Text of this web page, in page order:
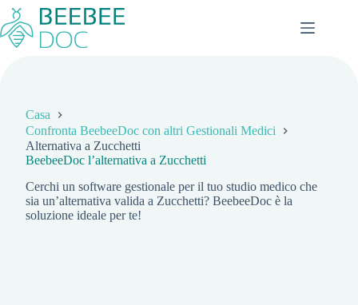
Salta
al
contenuto
Casa
Confronta BeebeeDoc con altri Gestionali Medici
Alternativa a Zucchetti
BeebeeDoc l’alternativa a Zucchetti
Cerchi un software gestionale per il tuo studio medico che
sia un’alternativa valida a Zucchetti? BeebeeDoc è la
soluzione ideale per te!